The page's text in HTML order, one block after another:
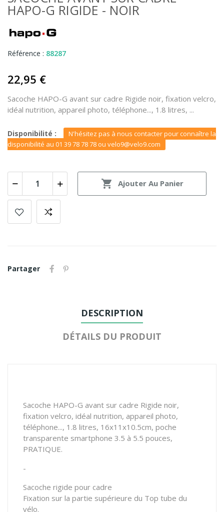
HAPO-G RIGIDE - NOIR
Référence : 88287
22,95 €
Sacoche HAPO-G avant sur cadre Rigide noir, fixation velcro,
idéal nutrition, appareil photo, téléphone..., 1.8 litres, ...
Disponibilité :
N'hésitez pas à nous contacter pour connaître la
disponibilité au 01 39 78 78 78 ou velo9@velo9.com
 Ajouter Au Panier
Partager
DESCRIPTION
DÉTAILS DU PRODUIT
Sacoche HAPO-G avant sur cadre Rigide noir,
fixation velcro, idéal nutrition, appareil photo,
téléphone..., 1.8 litres, 16x11x10.5cm, poche
transparente smartphone 3.5 à 5.5 pouces,
PRATIQUE.
-
Sacoche rigide pour cadre
Fixation sur la partie supérieure du Top tube du
vélo.